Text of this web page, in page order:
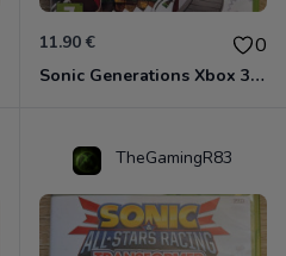
11.90 € 0
Sonic Generations Xbox 360
TheGamingR83